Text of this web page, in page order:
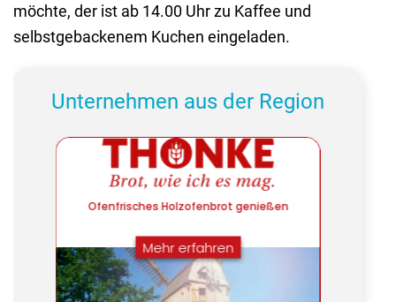
möchte, der ist ab 14.00 Uhr zu Kaffee und
selbstgebackenem Kuchen eingeladen.
Unternehmen aus der Region